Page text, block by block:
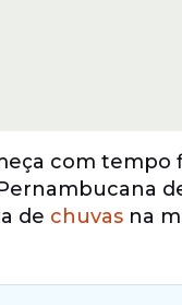
com
de chuvas na